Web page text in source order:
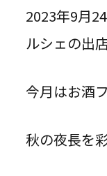
2023年9月
ルシェの出
今月はお酒
秋の夜長を